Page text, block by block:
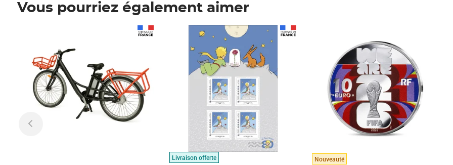
Vous pourriez également aimer
Livraison offerte
Prix 7,50€
Nouveauté